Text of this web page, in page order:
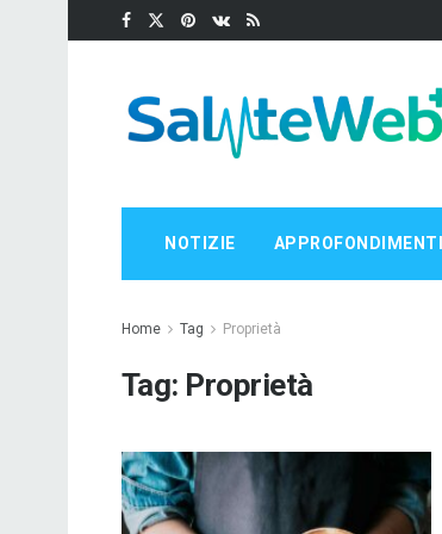
NOTIZIE APPROFONDIMENTI
Home Tag Proprietà
Tag: Proprietà